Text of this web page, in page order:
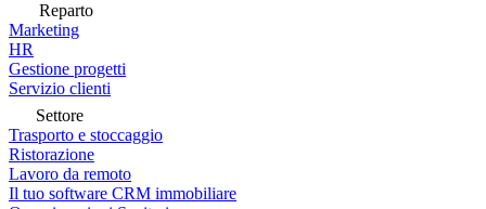
Reparto
Marketing
HR
Gestione progetti
Servizio clienti
Settore
Trasporto e stoccaggio
Ristorazione
Lavoro da remoto
Il tuo software CRM immobiliare